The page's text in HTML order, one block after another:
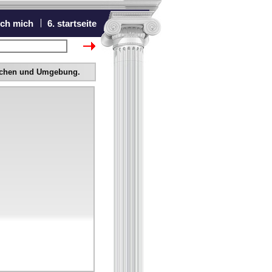
mich 6. startseite
und Umgebung.